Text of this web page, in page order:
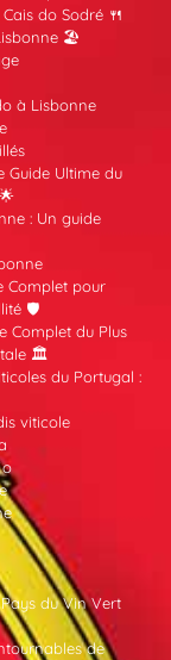
do Sodré 🍴
🏖️
à Lisbonne
Guide Ultime du
: Un guide
Complet pour
🛡️
Complet du Plus
🏛️
du Portugal :
viticole
du Vin Vert
de